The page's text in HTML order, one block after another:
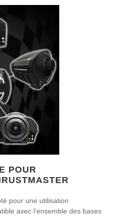
POUR
pour une utilisation
avec l’ensemble des bases